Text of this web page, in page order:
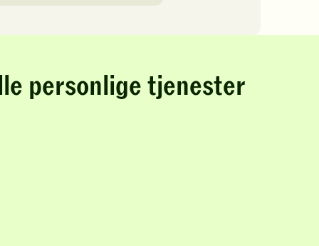
personlige tjenester